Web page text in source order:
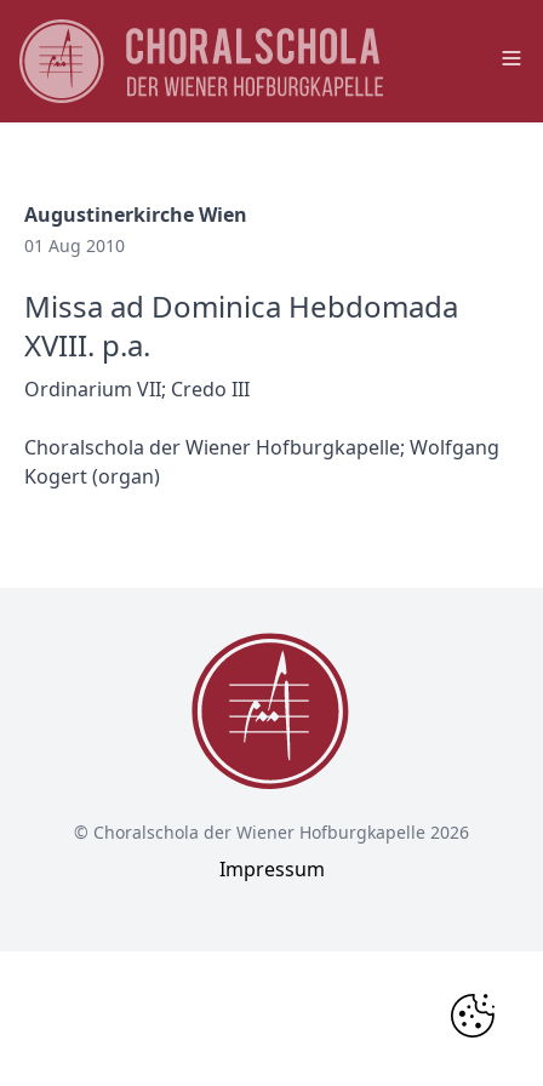
Augustinerkirche Wien
01 Aug 2010
Missa ad Dominica Hebdomada
XVIII. p.a.
Ordinarium VII; Credo III
Choralschola der Wiener Hofburgkapelle; Wolfgang
Kogert (organ)
© Choralschola der Wiener Hofburgkapelle 2026
Impressum